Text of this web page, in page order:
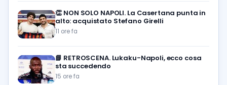
👏 NON SOLO NAPOLI. La Casertana punta in
alto: acquistato Stefano Girelli
11 ore fa
📘 RETROSCENA. Lukaku-Napoli, ecco cosa
sta succedendo
15 ore fa